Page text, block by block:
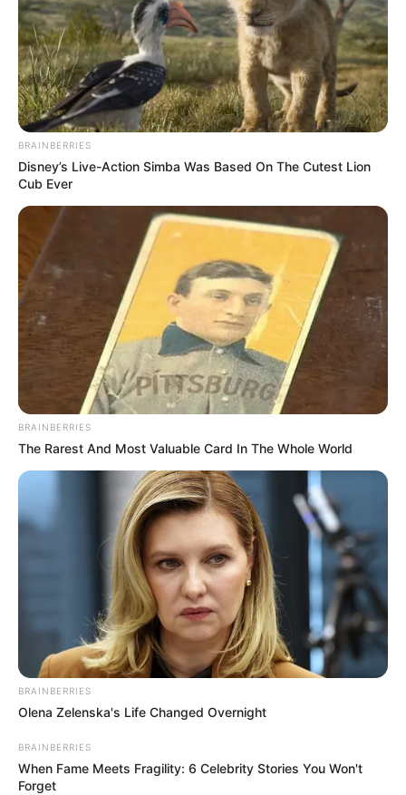
BRAINBERRIES
Disney’s Live-Action Simba Was Based On The Cutest Lion
Cub Ever
BRAINBERRIES
The Rarest And Most Valuable Card In The Whole World
BRAINBERRIES
Olena Zelenska's Life Changed Overnight
BRAINBERRIES
When Fame Meets Fragility: 6 Celebrity Stories You Won't
Forget